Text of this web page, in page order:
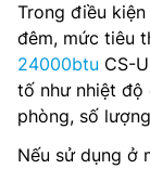
Trong điều
đêm, mức tiêu
24000btu CS-
tố như nhiệt độ
phòng, số
Nếu sử dụng ở